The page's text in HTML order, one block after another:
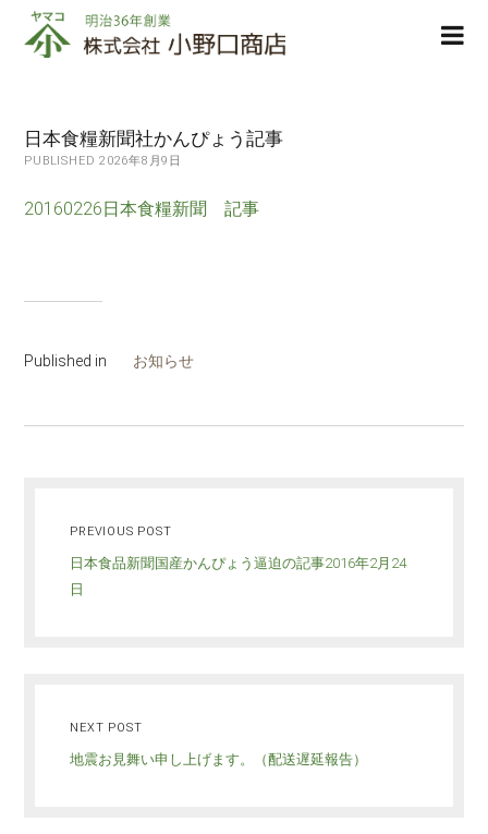
株
式
小
野
商
日本食糧新聞社かんぴょう記事
PUBLISHED 2026年8月9日
20160226日本食糧新聞 記事
Published in お知らせ
PREVIOUS POST
日本食品新聞国産かんぴょう逼迫の記事2016年2月24
日
NEXT POST
地震お見舞い申し上げます。（配送遅延報告）